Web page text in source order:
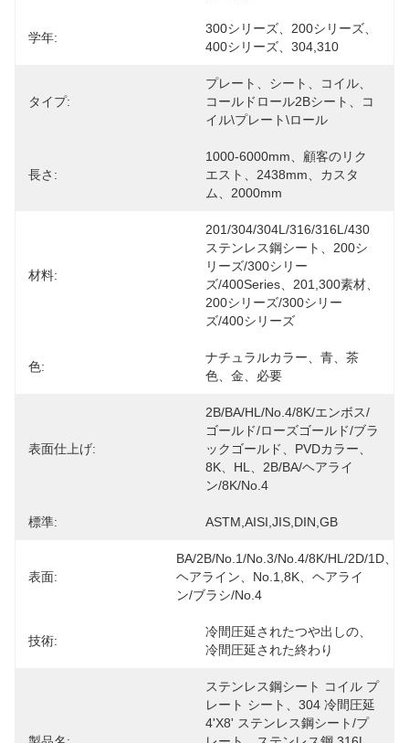
学年:
300シリーズ、200シリーズ、
400シリーズ、304,310
タイプ:
プレート、シート、コイル、
コールドロール2Bシート、コ
イル\プレート\ロール
長さ:
1000-6000mm、顧客のリク
エスト、2438mm、カスタ
ム、2000mm
材料:
201/304/304L/316/316L/430
ステンレス鋼シート、200シ
リーズ/300シリー
ズ/400Series、201,300素材、
200シリーズ/300シリー
ズ/400シリーズ
色:
ナチュラルカラー、青、茶
色、金、必要
表面仕上げ:
2B/BA/HL/No.4/8K/エンボス/
ゴールド/ローズゴールド/ブラ
ックゴールド、PVDカラー、
8K、HL、2B/BA/ヘアライ
ン/8K/No.4
標準: ASTM,AISI,JIS,DIN,GB
表面:
BA/2B/No.1/No.3/No.4/8K/HL/2D/1D、
ヘアライン、No.1,8K、ヘアライ
ン/ブラシ/No.4
技術:
冷間圧延されたつや出しの、
冷間圧延された終わり
ステンレス鋼シート コイル プ
レート シート、304 冷間圧延
4'x8' ステンレス鋼シート/プ